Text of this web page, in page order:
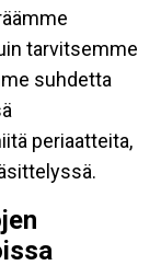
tarvitsemme
suhdetta
periaatteita,